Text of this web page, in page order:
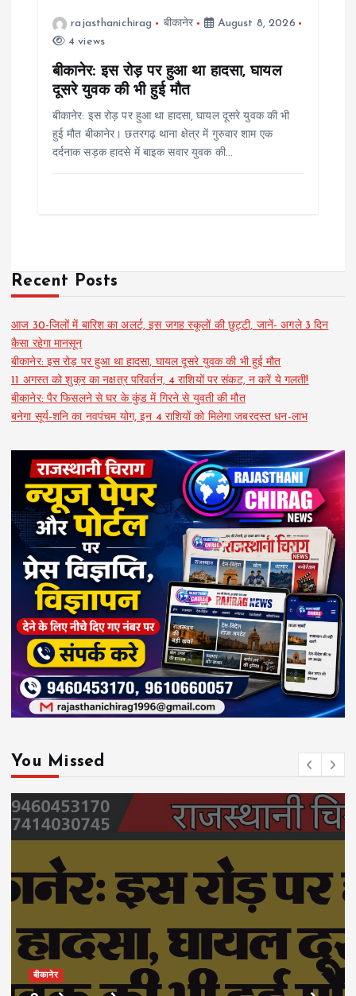
rajasthanichirag बीकानेर
August 8, 2026
4 views
बीकानेर: इस रोड़ पर हुआ था हादसा, घायल
दूसरे युवक की भी हुई मौत
बीकानेर: इस रोड़ पर हुआ था हादसा, घायल दूसरे युवक की भी
हुई मौत बीकानेर। छतरगढ़ थाना क्षेत्र में गुरुवार शाम एक
दर्दनाक सड़क हादसे में बाइक सवार युवक की…
Recent Posts
आज 30-जिलों में बारिश का अलर्ट, इस जगह स्कूलों की छुट्टी, जानें- अगले 3 दिन
कैसा रहेगा मानसून
बीकानेर: इस रोड़ पर हुआ था हादसा, घायल दूसरे युवक की भी हुई मौत
11 अगस्त को शुक्र का नक्षत्र परिवर्तन, 4 राशियों पर संकट, न करें ये गलती!
बीकानेर: पैर फिसलने से घर के कुंड में गिरने से युवती की मौत
बनेगा सूर्य-शनि का नवपंचम योग, इन 4 राशियों को मिलेगा जबरदस्त धन-लाभ
You Missed
बीकानेर